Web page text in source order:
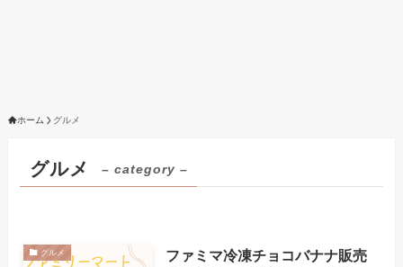
ホーム グルメ
グルメ – category –
グルメ
ファミマ冷凍チョコバナナ販売